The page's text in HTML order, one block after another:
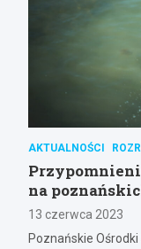
AKTUALNOŚCI
na
13 czerwca 2023
Poznańskie